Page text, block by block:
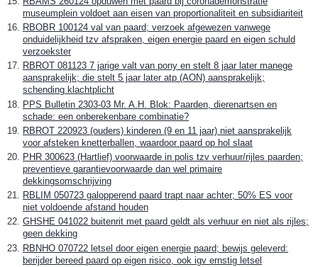
museumplein voldoet aan eisen van proportionaliteit en subsidiariteit
RBOBR 100124 val van paard; verzoek afgewezen vanwege
onduidelijkheid tzv afspraken, eigen energie paard en eigen schuld
verzoekster
RBROT 081123 7 jarige valt van pony en stelt 8 jaar later manege
aansprakelijk; die stelt 5 jaar later atp (AON) aansprakelijk;
schending klachtplicht
PPS Bulletin 2303-03 Mr. A.H. Blok: Paarden, dierenartsen en
schade: een onberekenbare combinatie?
RBROT 220923 (ouders) kinderen (9 en 11 jaar) niet aansprakelijk
voor afsteken knetterballen, waardoor paard op hol slaat
PHR 300623 (Hartlief) voorwaarde in polis tzv verhuur/rijles paarden;
preventieve garantievoorwaarde dan wel primaire
dekkingsomschrijving
RBLIM 050723 galopperend paard trapt naar achter; 50% ES voor
niet voldoende afstand houden
GHSHE 041022 buitenrit met paard geldt als verhuur en niet als rijles;
geen dekking
RBNHO 070722 letsel door eigen energie paard; bewijs geleverd:
berijder bereed paard op eigen risico, ook igv ernstig letsel